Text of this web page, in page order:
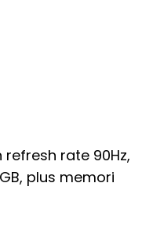
refresh rate 90Hz,
plus memori